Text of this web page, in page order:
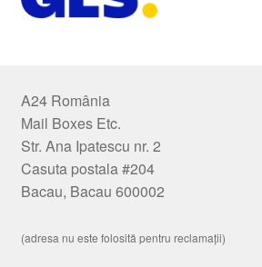
A24 România
Mail Boxes Etc.
Str. Ana Ipatescu nr. 2
Casuta postala #204
Bacau, Bacau 600002
(adresa nu este folosită pentru reclamații)